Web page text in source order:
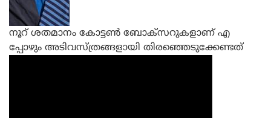
നൂറ് ശതമാനം കോട്ടണ്‍ ബോക്‌സറുകളാണ് എ
പ്പോഴും അടിവസ്ത്രങ്ങളായി തിരഞ്ഞെടുക്കേണ്ടത്